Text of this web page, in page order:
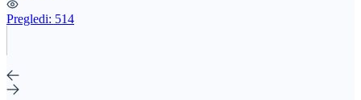
Pregledi: 514